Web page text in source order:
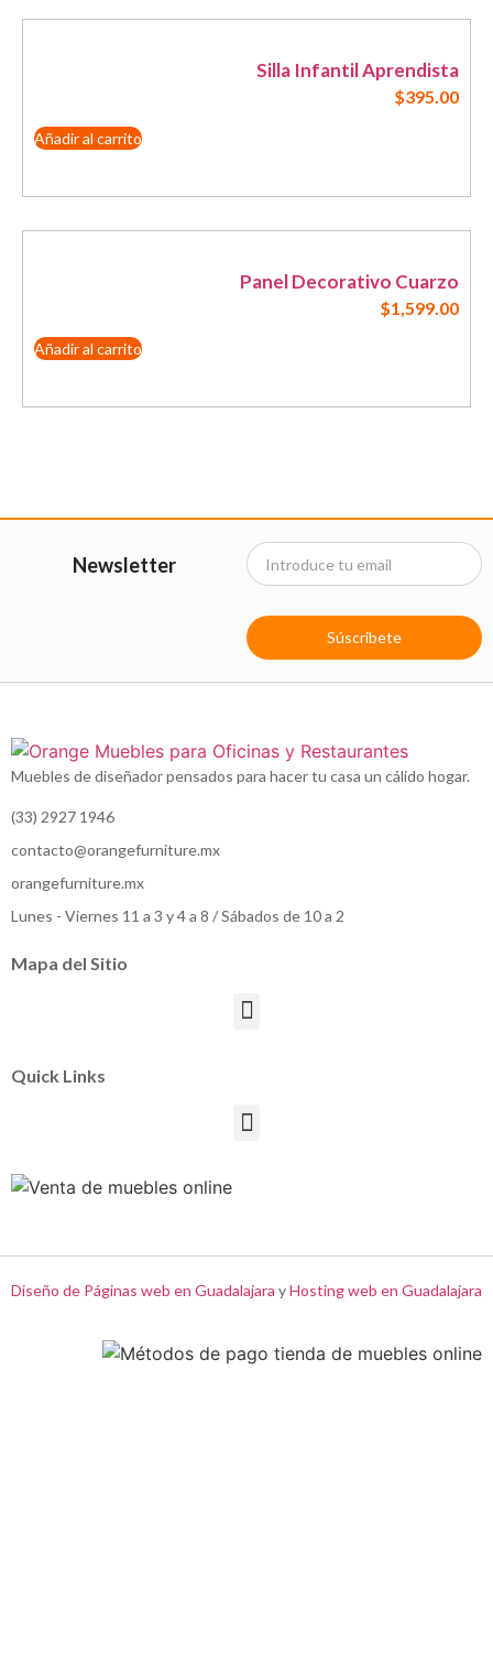
Silla Infantil Aprendista
$395.00
Añadir al carrito
Panel Decorativo Cuarzo
$1,599.00
Añadir al carrito
Newsletter
Súscribete
Muebles de diseñador pensados para hacer tu casa un cálido hogar.
(33) 2927 1946
contacto@orangefurniture.mx
orangefurniture.mx
Lunes - Viernes 11 a 3 y 4 a 8 / Sábados de 10 a 2
Mapa del Sitio
Quick Links
Diseño de Páginas web en Guadalajara yHosting web en Guadalajara